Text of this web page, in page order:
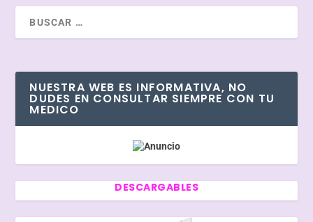
NUESTRA WEB ES INFORMATIVA, NO
DUDES EN CONSULTAR SIEMPRE CON TU
MEDICO
DESCARGABLES